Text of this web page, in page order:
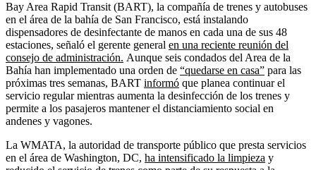
Bay Area Rapid Transit (BART), la compañía de trenes y autobuses
en el área de la bahía de San Francisco, está instalando
dispensadores de desinfectante de manos en cada una de sus 48
estaciones, señaló el gerente general en una reciente reunión del
consejo de administración. Aunque seis condados del Area de la
Bahía han implementado una orden de “quedarse en casa” para las
próximas tres semanas, BART informó que planea continuar el
servicio regular mientras aumenta la desinfección de los trenes y
permite a los pasajeros mantener el distanciamiento social en
andenes y vagones.
La WMATA, la autoridad de transporte público que presta servicios
en el área de Washington, DC, ha intensificado la limpieza y